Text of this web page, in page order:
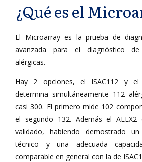
¿Qué es el
El Microarray es la prueba de
avanzada para el diagnóstico de
alérgicas.
Hay 2 opciones, el ISAC112 y el
determina simultáneamente 112
casi 300. El primero mide 102
el segundo 132. Además el ALEX2
validado, habiendo demostrado
técnico y una adecuada
comparable en general con la de